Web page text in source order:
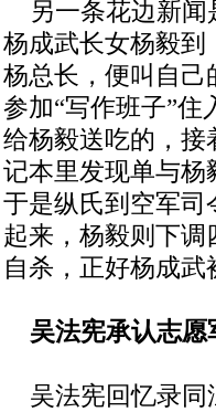
另一条花边新闻
杨成武长女杨毅到
杨总长，便叫自己
参加“写作班子”
给杨毅送吃的，接
记本里发现单与杨
于是纵氏到空军司
起来，杨毅则下
自杀，正好杨成
吴法宪承认志
吴法宪回忆录同